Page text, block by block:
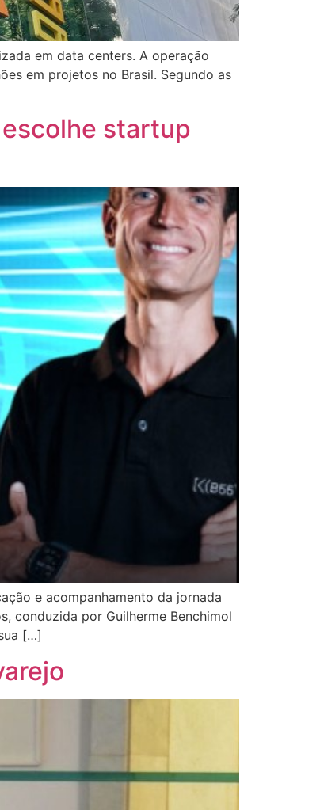
em data centers. A operação
em projetos no Brasil. Segundo as
startup
e acompanhamento da jornada
conduzida por Guilherme Benchimol
[…]